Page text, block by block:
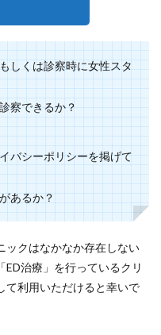
しくは診察時に女性スタ
察できるか？
バシーポリシーを掲げて
あるか？
ックはなかなか存在しない
治療」を行っているクリ
て利用いただけると幸いで